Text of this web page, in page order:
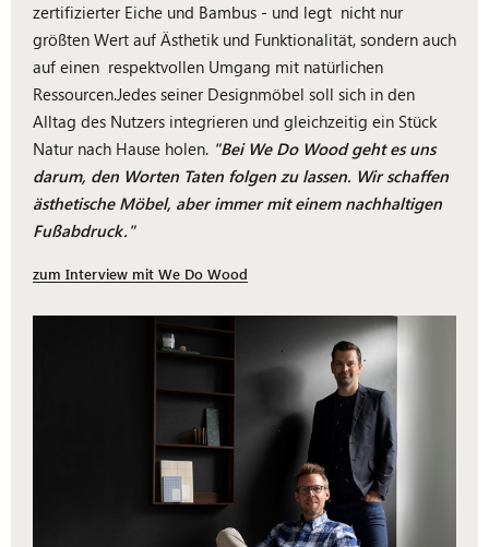
zertifizierter Eiche und Bambus - und legt nicht nur
größten Wert auf Ästhetik und Funktionalität, sondern auch
auf einen respektvollen Umgang mit natürlichen
Ressourcen.Jedes seiner Designmöbel soll sich in den
Alltag des Nutzers integrieren und gleichzeitig ein Stück
Natur nach Hause holen. "Bei We Do Wood geht es uns
darum, den Worten Taten folgen zu lassen. Wir schaffen
ästhetische Möbel, aber immer mit einem nachhaltigen
Fußabdruck."
zum Interview mit We Do Wood